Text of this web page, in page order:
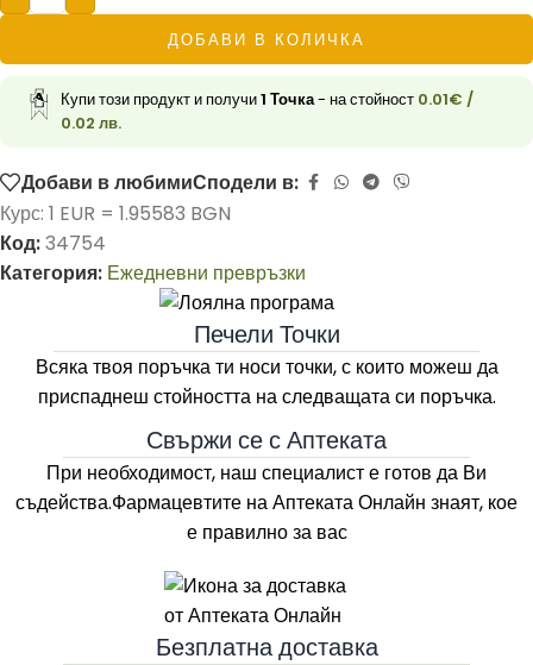
ДОБАВИ В КОЛИЧКА
Купи този продукт и получи1 Точка- на стойност 0.01€ /
0.02 лв.
Добави в любимиСподели в:
Курс: 1 EUR = 1.95583 BGN
Код:34754
Категория: Ежедневни превръзки
Печели Точки
Всяка твоя поръчка ти носи точки, с които можеш да
приспаднеш стойността на следващата си поръчка.
Свържи се с Аптеката
При необходимост, наш специалист е готов да Ви
съдейства.Фармацевтите наАптеката Онлайн знаят, кое
е правилно за вас
Безплатна доставка